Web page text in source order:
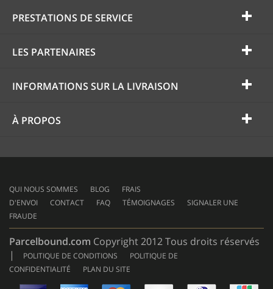
PRESTATIONS DE SERVICE
LES PARTENAIRES
INFORMATIONS SUR LA LIVRAISON
À PROPOS
QUI NOUS SOMMES BLOG
FRAIS
D'ENVOI
CONTACT FAQ TÉMOIGNAGES
SIGNALER UNE
FRAUDE
Parcelbound.com Copyright 2012 Tous droits réservés
|
POLITIQUE DE CONDITIONS
POLITIQUE DE
CONFIDENTIALITÉ
PLAN DU SITE
AMERICAN